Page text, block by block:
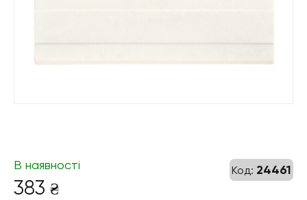
Код: 24461
В наявності
383 ₴